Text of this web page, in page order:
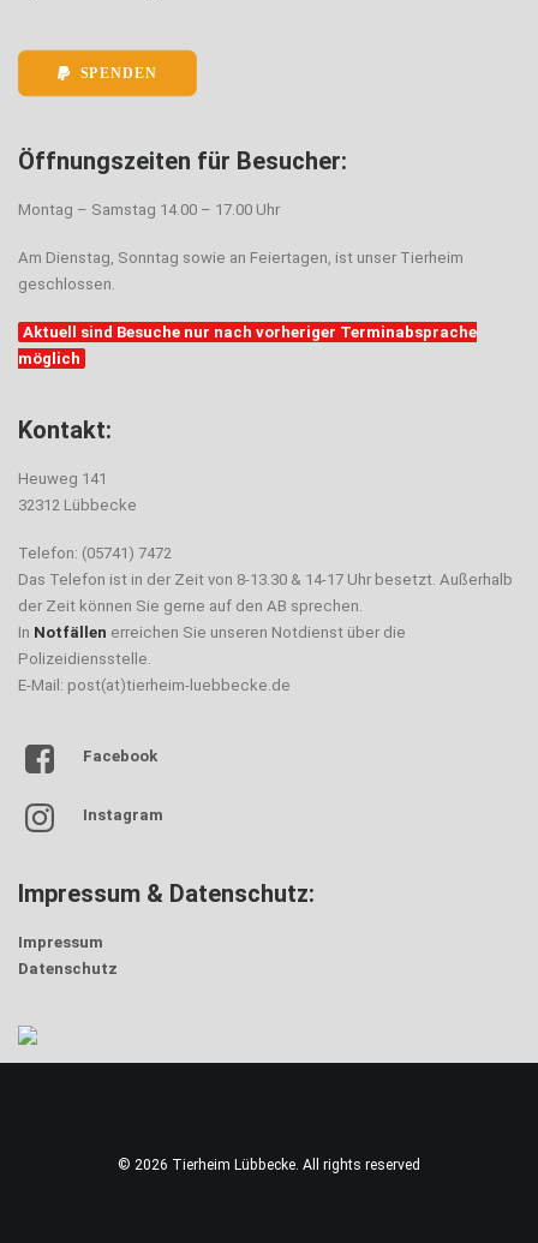
SPENDEN
Öffnungszeiten für Besucher:
Montag – Samstag 14.00 – 17.00 Uhr
Am Dienstag, Sonntag sowie an Feiertagen, ist unser Tierheim
geschlossen.
Aktuell sind Besuche nur nach vorheriger Terminabsprache
möglich
Kontakt:
Heuweg 141
32312 Lübbecke
Telefon: (05741) 7472
Das Telefon ist in der Zeit von 8-13.30 & 14-17 Uhr besetzt. Außerhalb
der Zeit können Sie gerne auf den AB sprechen.
In Notfällen erreichen Sie unseren Notdienst über die
Polizeidiensstelle.
E-Mail: post(at)tierheim-luebbecke.de
Facebook
Instagram
Impressum & Datenschutz:
Impressum
Datenschutz
© 2026 Tierheim Lübbecke. All rights reserved